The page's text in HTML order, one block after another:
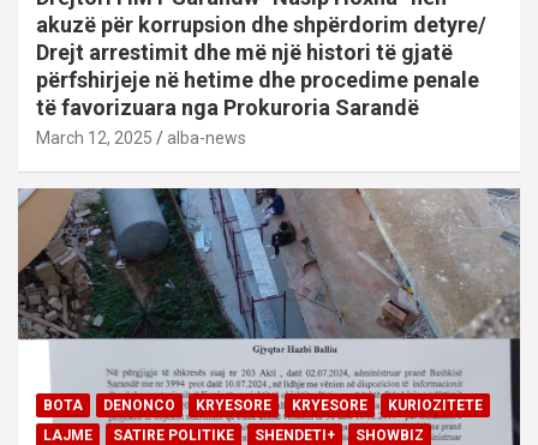
akuzë për korrupsion dhe shpërdorim detyre/
Drejt arrestimit dhe më një histori të gjatë
përfshirjeje në hetime dhe procedime penale
të favorizuara nga Prokuroria Sarandë
March 12, 2025 alba-news
BOTA DENONCO KRYESORE KRYESORE
KURIOZITETE
LAJME
SATIRE POLITIKE SHENDETI+
SHOWBIZ